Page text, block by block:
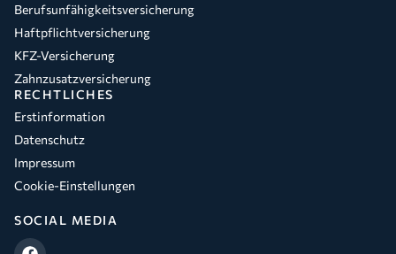
Berufsunfähigkeitsversicherung
Haftpflichtversicherung
KFZ-Versicherung
Zahnzusatzversicherung
RECHTLICHES
Erstinformation
Datenschutz
Impressum
Cookie-Einstellungen
SOCIAL MEDIA